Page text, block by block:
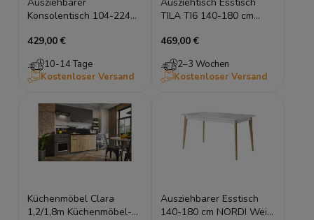
Konsolentisch 104-224
Klapptisch Esstisch
429,00 €
10-14 Tage
Kostenloser Versand
TILA TI6 140-180 cm
Geriffelte Details
469,00 €
2–3 Wochen
Kostenloser Versand
Küchenmöbel Clara
1,2/1,8m Küchenmöbel-
Ausziehbarer Esstisch
140-180 cm NORDI Weiß